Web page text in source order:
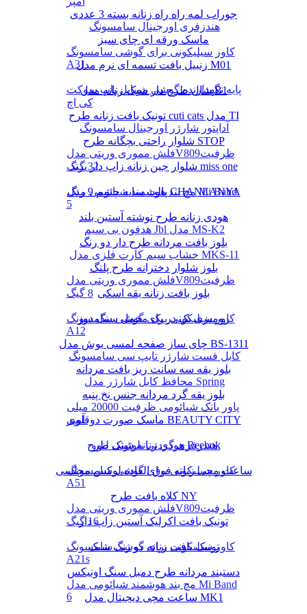
هندزفری اورجینال سامسونگ
کاور سیلیکونی برای گوشی سامسونگ
A31
پایه نگهدارنده گوشی موبایل پاپ سوکت
کی اچ
آداپتور شارژر اورجینال سامسونگ
فلش مموری وریتی مدلV809ظرفیت
32 گیگ
مچ بند هوشمند شیائومی مدل Mi Band
5
هدفون بی سیم Jbl مدل MS-K2
خشاب سیم کارت فلزی مدل MKS-11
فلش مموری وریتی مدلV809ظرفیت
8 گیگ
کاور سیلیکونی برای گوشی سامسونگ
A12
کابل فست شارژر تایپ سی سامسونگ
محافظ کابل شارژر مدل Spring
پاور بانک شیائومی ظرفیت 20000 میلی
آمپر
هندزفری گردنی بلوتوثی لنوو
کاور سیلیکونی برای گوشی سامسونگ
A51
فلش مموری وریتی مدلV809ظرفیت
16 گیگ
کاور سیلیکونی برای گوشی سامسونگ
A21s
مچ بند هوشمند شیائومی مدل Mi Band
6
جوراب لمه راه راه زنانه بسته 3 عددی
ماسک ورقه ای چای سبز
زنبیل بافت تسمه ای نرم مدل M01
شال طرح دار شیک زنانه مدل B1
تونیک بافت زنانه طرح cuti cats مدل TI
شلوار راحتی بچگانه طرح STOP
شلوار جین زنانه زاپ دار برند miss one
پالت سایه چشم 9 رنگ CHANLANYA
هودی زنانه طرح نوشته آستین بلند
بلوز بافت مردانه طرح دار دو رنگ
بلوز شلوار دخترانه طرح پلنگ
بلوز بافت زنانه یقه اسکی
رومیزی یک در یک مخمل سنگ دوز
چای ساز صفحه لمسی بوش مدل BS-1311
بلوز یقه سه سانت ریز بافت مردانه
بلوز یقه گرد مردانه جنس نخ پنبه
ماسک صورت دوقلوی BEAUTY CITY
هودی زنانه شیک طرح Reebok
ساعت مچی زنانه فوق العاده لوکس مجلسی
کلاه بافت طرح NY
تونیک بافت اکرلیک آستین زاپ دار
تونیک بافت زنانه دو رنگ شیک
دستبند مردانه طرح دمبل سنگ اونیکس
ساعت مچی دیجیتال مدل MK1